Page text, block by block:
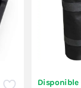
Disponible